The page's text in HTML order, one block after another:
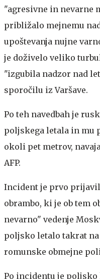
"agresivne in nevarne
približalo mejnemu
upoštevanja nujne
je doživelo veliko
"izgubila nadzor nad
sporočilu iz Varšave.
Po teh navedbah je
poljskega letala in mu
okoli pet metrov,
AFP.
Incident je prvo
obrambo, ki je ob tem
nevarno" vedenje
poljsko letalo takrat
romunske obmejne
Po incidentu je